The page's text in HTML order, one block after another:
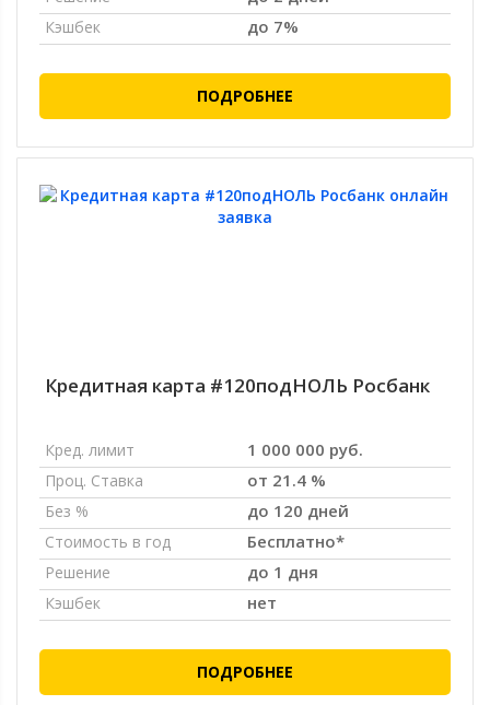
Кэшбек до 7%
ПОДРОБНЕЕ
Кредитная карта #120подНОЛЬ Росбанк
Кред. лимит 1 000 000 руб.
Проц. Ставка от 21.4 %
Без % до 120 дней
Стоимость в год Бесплатно*
Решение до 1 дня
Кэшбек нет
ПОДРОБНЕЕ